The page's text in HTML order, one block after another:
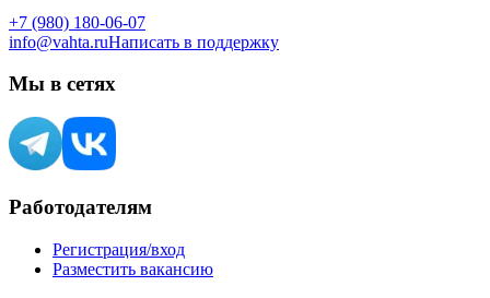
+7 (980) 180-06-07
info@vahta.ruНаписать в поддержку
Мы в сетях
Работодателям
Регистрация/вход
Разместить вакансию